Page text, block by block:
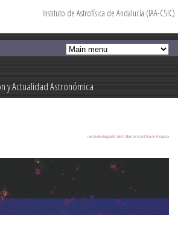
contenido
y Actualidad Astronómica
Instituto de Astrofísica de Andalucía (IAA-CSIC)
revista de divulgación del Instituto de Astrofísica de Andalucía